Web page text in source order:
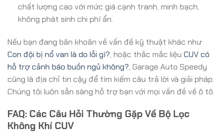
chất lượng cao với mức giá cạnh tranh, minh bạch,
không phát sinh chi phí ẩn.
Nếu bạn đang băn khoăn về vấn đề kỹ thuật khác như
Con đội bị nổ van là do lỗi gì?, hoặc thắc mắc liệu CUV có
hỗ trợ cảnh báo buồn ngủ không?, Garage Auto Speedy
cũng là địa chỉ tin cậy để tìm kiếm câu trả lời và giải pháp.
Chúng tôi luôn sẵn sàng hỗ trợ bạn với mọi vấn đề về ô tô.
FAQ: Các Câu Hỏi Thường Gặp Về Bộ Lọc
Không Khí CUV